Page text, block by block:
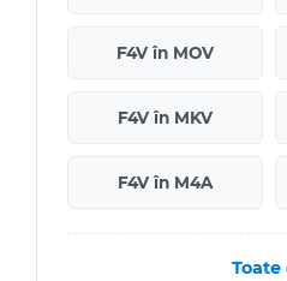
F4V în MOV
F4V în MKV
F4V în M4A
Toate